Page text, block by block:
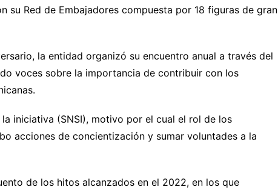
su Red de Embajadores compuesta por 18 figuras de gran
la entidad organizó su encuentro anual a través del
voces sobre la importancia de contribuir con los
iniciativa (SNSI), motivo por el cual el rol de los
acciones de concientización y sumar voluntades a la
de los hitos alcanzados en el 2022, en los que